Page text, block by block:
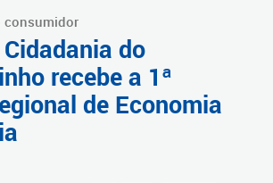
consumidor
do
recebe a 1ª
de Economia